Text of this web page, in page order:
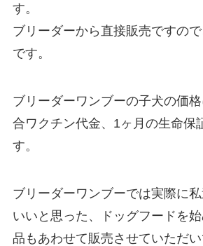
す。
ブリーダーから直接販売ですの
です。
ブリーダーワンブーの子犬の価
合ワクチン代金、1ヶ月の生命保
す。
ブリーダーワンブーでは実際に
いいと思った、ドッグフードを
品もあわせて販売させていただい